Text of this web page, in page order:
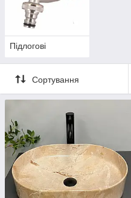
Підлогові
Сортування